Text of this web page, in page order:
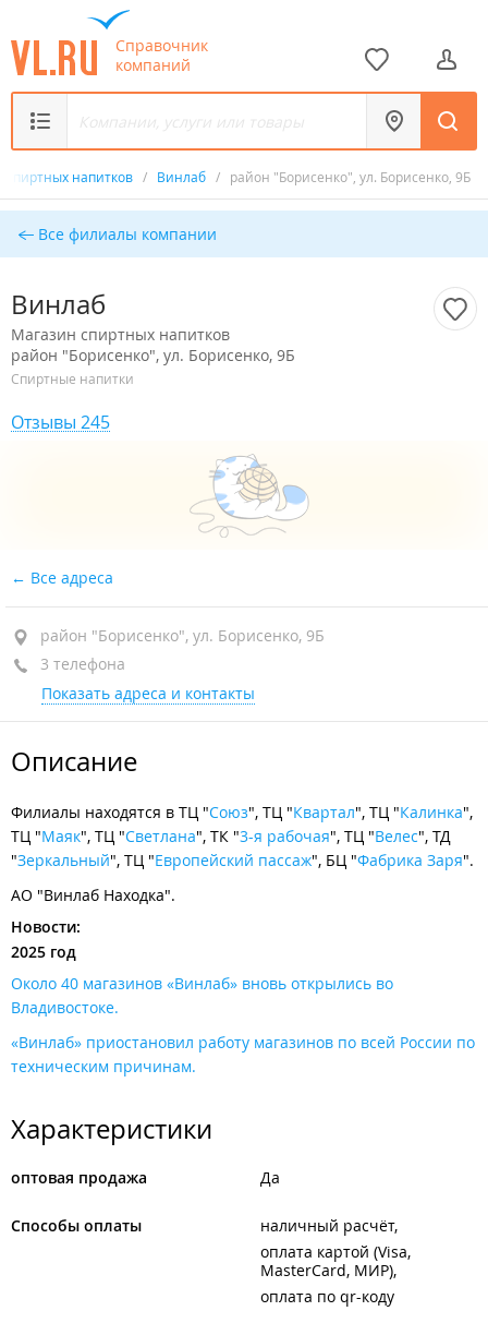
Справочник
компаний
спиртных напитков / Винлаб / район "Борисенко", ул. Борисенко, 9Б
Все филиалы компании
Винлаб
Магазин спиртных напитков
район "Борисенко", ул. Борисенко, 9Б
Спиртные напитки
Отзывы 245
Все адреса
район "Борисенко", ул. Борисенко, 9Б
3 телефона
Показать адреса и контакты
Описание
Филиалы находятся в ТЦ "Союз", ТЦ "Квартал", ТЦ "Калинка",
ТЦ "Маяк", ТЦ "Светлана", ТК "3-я рабочая", ТЦ "Велес", ТД
"Зеркальный", ТЦ "Европейский пассаж", БЦ "Фабрика Заря".
АО "Винлаб Находка".
Новости:
2025 год
Около 40 магазинов «Винлаб» вновь открылись во
Владивостоке.
«Винлаб» приостановил работу магазинов по всей России по
техническим причинам.
Характеристики
оптовая продажа Да
Способы оплаты
наличный расчёт
оплата картой (Visa,
MasterCard, МИР)
оплата по qr-коду